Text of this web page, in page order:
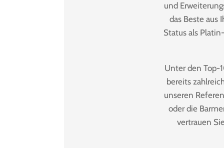
und
das Beste aus
Status als
Unter den Top-
bereits
unseren
oder die
vertrauen